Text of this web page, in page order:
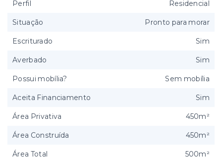
Perfil Residencial
Situação Pronto para morar
Escriturado Sim
Averbado Sim
Possui mobília? Sem mobília
Aceita Financiamento Sim
Área Privativa 450m²
Área Construída 450m²
Área Total 500m²